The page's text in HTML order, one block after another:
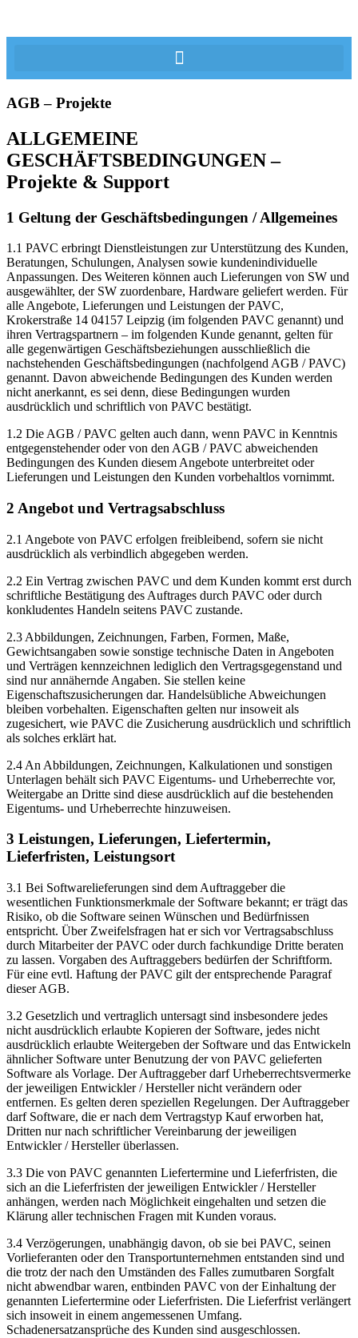
AGB – Projekte
ALLGEMEINE
GESCHÄFTSBEDINGUNGEN –
Projekte & Support
1 Geltung der Geschäftsbedingungen / Allgemeines
1.1 PAVC erbringt Dienstleistungen zur Unterstützung des Kunden,
Beratungen, Schulungen, Analysen sowie kundenindividuelle
Anpassungen. Des Weiteren können auch Lieferungen von SW und
ausgewählter, der SW zuordenbare, Hardware geliefert werden. Für
alle Angebote, Lieferungen und Leistungen der PAVC,
Krokerstraße 14 04157 Leipzig (im folgenden PAVC genannt) und
ihren Vertragspartnern – im folgenden Kunde genannt, gelten für
alle gegenwärtigen Geschäftsbeziehungen ausschließlich die
nachstehenden Geschäftsbedingungen (nachfolgend AGB / PAVC)
genannt. Davon abweichende Bedingungen des Kunden werden
nicht anerkannt, es sei denn, diese Bedingungen wurden
ausdrücklich und schriftlich von PAVC bestätigt.
1.2 Die AGB / PAVC gelten auch dann, wenn PAVC in Kenntnis
entgegenstehender oder von den AGB / PAVC abweichenden
Bedingungen des Kunden diesem Angebote unterbreitet oder
Lieferungen und Leistungen den Kunden vorbehaltlos vornimmt.
2 Angebot und Vertragsabschluss
2.1 Angebote von PAVC erfolgen freibleibend, sofern sie nicht
ausdrücklich als verbindlich abgegeben werden.
2.2 Ein Vertrag zwischen PAVC und dem Kunden kommt erst durch
schriftliche Bestätigung des Auftrages durch PAVC oder durch
konkludentes Handeln seitens PAVC zustande.
2.3 Abbildungen, Zeichnungen, Farben, Formen, Maße,
Gewichtsangaben sowie sonstige technische Daten in Angeboten
und Verträgen kennzeichnen lediglich den Vertragsgegenstand und
sind nur annähernde Angaben. Sie stellen keine
Eigenschaftszusicherungen dar. Handelsübliche Abweichungen
bleiben vorbehalten. Eigenschaften gelten nur insoweit als
zugesichert, wie PAVC die Zusicherung ausdrücklich und schriftlich
als solches erklärt hat.
2.4 An Abbildungen, Zeichnungen, Kalkulationen und sonstigen
Unterlagen behält sich PAVC Eigentums- und Urheberrechte vor,
Weitergabe an Dritte sind diese ausdrücklich auf die bestehenden
Eigentums- und Urheberrechte hinzuweisen.
3 Leistungen, Lieferungen, Liefertermin,
Lieferfristen, Leistungsort
3.1 Bei Softwarelieferungen sind dem Auftraggeber die
wesentlichen Funktionsmerkmale der Software bekannt; er trägt das
Risiko, ob die Software seinen Wünschen und Bedürfnissen
entspricht. Über Zweifelsfragen hat er sich vor Vertragsabschluss
durch Mitarbeiter der PAVC oder durch fachkundige Dritte beraten
zu lassen. Vorgaben des Auftraggebers bedürfen der Schriftform.
Für eine evtl. Haftung der PAVC gilt der entsprechende Paragraf
dieser AGB.
3.2 Gesetzlich und vertraglich untersagt sind insbesondere jedes
nicht ausdrücklich erlaubte Kopieren der Software, jedes nicht
ausdrücklich erlaubte Weitergeben der Software und das Entwickeln
ähnlicher Software unter Benutzung der von PAVC gelieferten
Software als Vorlage. Der Auftraggeber darf Urheberrechtsvermerke
der jeweiligen Entwickler / Hersteller nicht verändern oder
entfernen. Es gelten deren speziellen Regelungen. Der Auftraggeber
darf Software, die er nach dem Vertragstyp Kauf erworben hat,
Dritten nur nach schriftlicher Vereinbarung der jeweiligen
Entwickler / Hersteller überlassen.
3.3 Die von PAVC genannten Liefertermine und Lieferfristen, die
sich an die Lieferfristen der jeweiligen Entwickler / Hersteller
anhängen, werden nach Möglichkeit eingehalten und setzen die
Klärung aller technischen Fragen mit Kunden voraus.
3.4 Verzögerungen, unabhängig davon, ob sie bei PAVC, seinen
Vorlieferanten oder den Transportunternehmen entstanden sind und
die trotz der nach den Umständen des Falles zumutbaren Sorgfalt
nicht abwendbar waren, entbinden PAVC von der Einhaltung der
genannten Liefertermine oder Lieferfristen. Die Lieferfrist verlängert
sich insoweit in einem angemessenen Umfang.
Schadenersatzansprüche des Kunden sind ausgeschlossen.